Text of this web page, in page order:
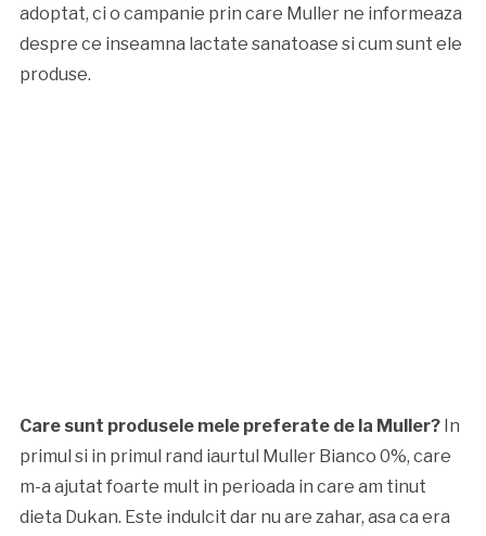
adoptat, ci o campanie prin care Muller ne informeaza
despre ce inseamna lactate sanatoase si cum sunt ele
produse.
Care sunt produsele mele preferate de la Muller?In
primul si in primul rand iaurtul Muller Bianco 0%, care
m-a ajutat foarte mult in perioada in care am tinut
dieta Dukan. Este indulcit dar nu are zahar, asa ca era